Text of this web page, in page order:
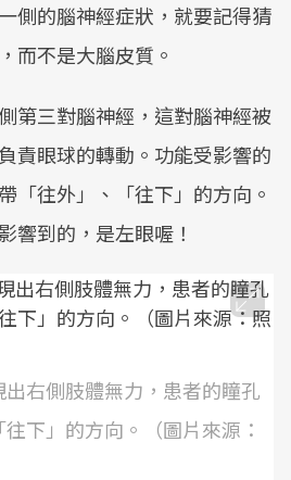
側的腦神經症狀，就要記得猜
而不是大腦皮質。
第三對腦神經，這對腦神經被
責眼球的轉動。功能受影響的
「往外」、「往下」的方向。
響到的，是左眼喔！
右側肢體無力，患者的瞳孔
下」的方向。（圖片來源：